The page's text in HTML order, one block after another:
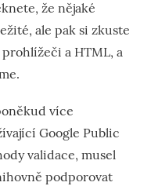
že nějaké
ale pak si zkuste
a HTML, a
více
Google Public
validace, musel
podporovat